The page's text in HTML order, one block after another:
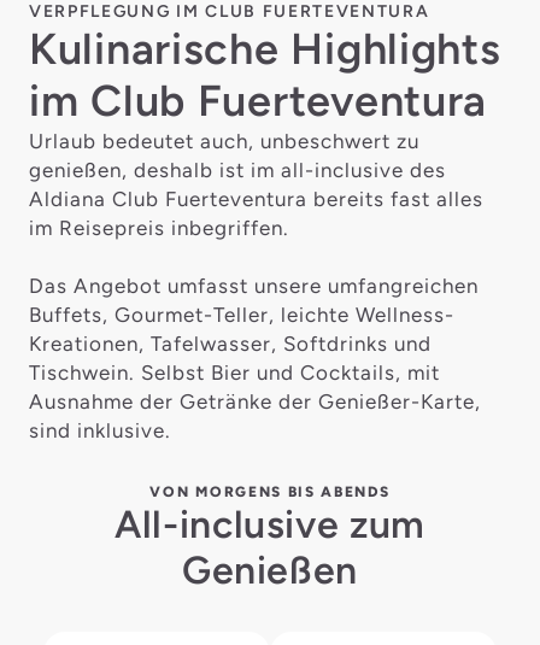
VERPFLEGUNG IM CLUB FUERTEVENTURA
Kulinarische Highlights
im Club Fuerteventura
Urlaub bedeutet auch, unbeschwert zu
genießen, deshalb ist im all-inclusive des
Aldiana Club Fuerteventura bereits fast alles
im Reisepreis inbegriffen.
Das Angebot umfasst unsere umfangreichen
Buffets, Gourmet-Teller, leichte Wellness-
Kreationen, Tafelwasser, Softdrinks und
Tischwein. Selbst Bier und Cocktails, mit
Ausnahme der Getränke der Genießer-Karte,
sind inklusive.
VON MORGENS BIS ABENDS
All-inclusive zum
Genießen